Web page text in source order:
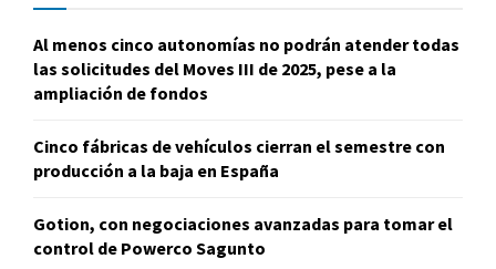
Al menos cinco autonomías no podrán atender todas
las solicitudes del Moves III de 2025, pese a la
ampliación de fondos
Cinco fábricas de vehículos cierran el semestre con
producción a la baja en España
Gotion, con negociaciones avanzadas para tomar el
control de Powerco Sagunto